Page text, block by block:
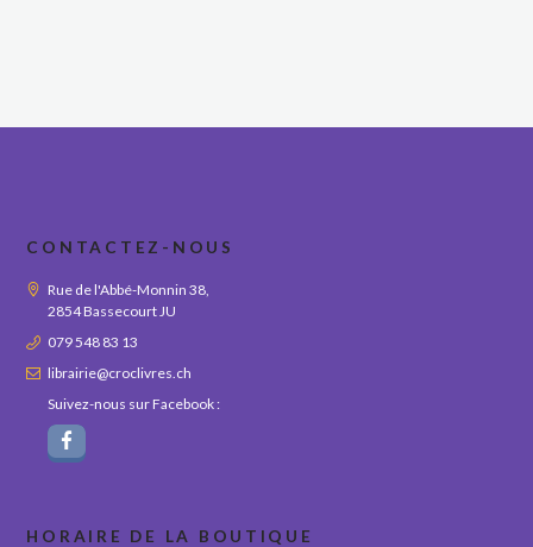
CONTACTEZ-NOUS
Rue de l'Abbé-Monnin 38,
2854 Bassecourt JU
079 548 83 13
librairie@croclivres.ch
Suivez-nous sur Facebook :
HORAIRE DE LA BOUTIQUE